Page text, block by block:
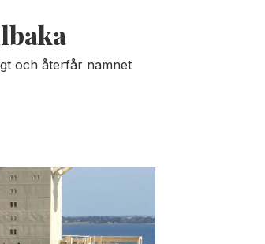
och återfår namnet